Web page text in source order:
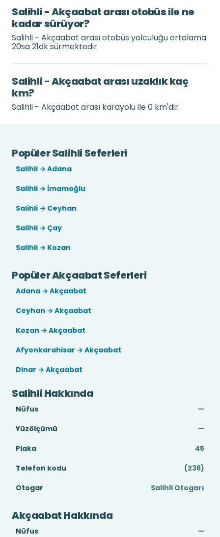
Salihli - Akçaabat arası otobüs ile ne
kadar sürüyor?
Salihli - Akçaabat arası otobüs yolculuğu ortalama
20sa 21dk sürmektedir.
Salihli - Akçaabat arası uzaklık kaç
km?
Salihli - Akçaabat arası karayolu ile 0 km'dir.
Popüler Salihli Seferleri
Salihli → Adana
Salihli → İmamoğlu
Salihli → Ceyhan
Salihli → Çay
Salihli → Kozan
Popüler Akçaabat Seferleri
Adana → Akçaabat
Ceyhan → Akçaabat
Kozan → Akçaabat
Afyonkarahisar → Akçaabat
Dinar → Akçaabat
Salihli Hakkında
Nüfus
—
Yüzölçümü
—
Plaka
45
Telefon kodu
(236)
Otogar
Salihli Otogarı
Akçaabat Hakkında
Nüfus
—